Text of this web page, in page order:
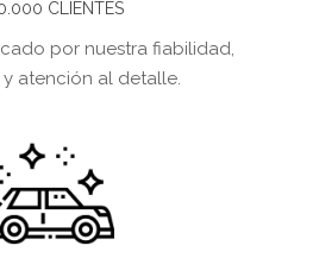
CLIENTES
por nuestra fiabilidad,
atención al detalle.